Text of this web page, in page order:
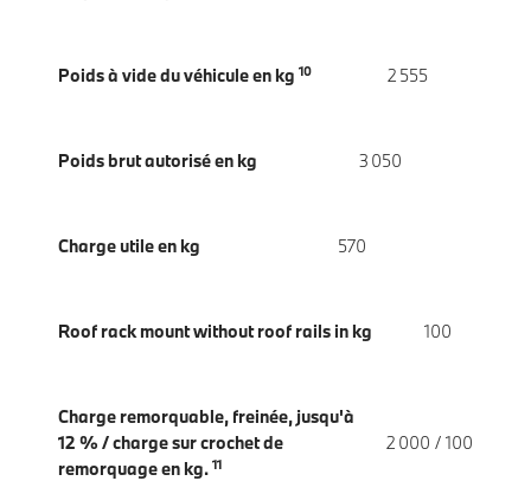
Poids à vide du véhicule en kg 10 2 555
Poids brut autorisé en kg 3 050
Charge utile en kg 570
Roof rack mount without roof rails in kg 100
Charge remorquable, freinée, jusqu'à
12 % / charge sur crochet de
remorquage en kg. 11
2 000 / 100